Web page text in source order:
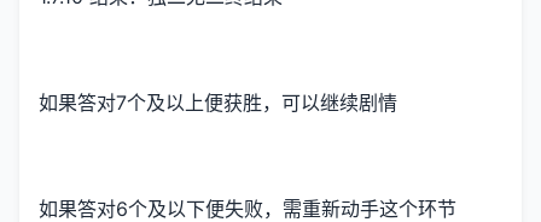
如果答对7个及以上便获胜，可以继续剧情
如果答对6个及以下便失败，需重新动手这个环节